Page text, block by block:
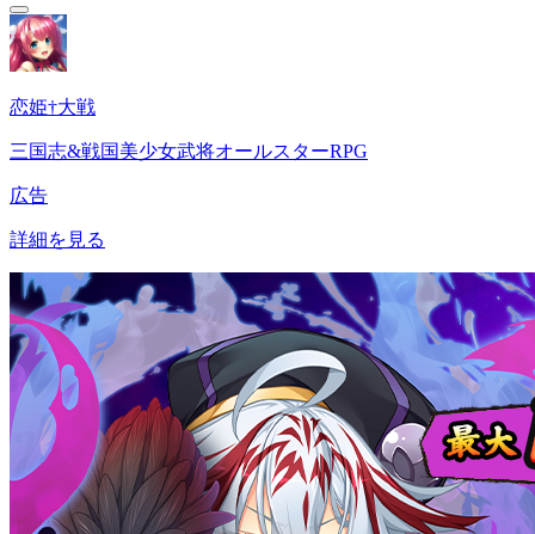
恋姫†大戦
三国志&戦国美少女武将オールスターRPG
広告
詳細を見る